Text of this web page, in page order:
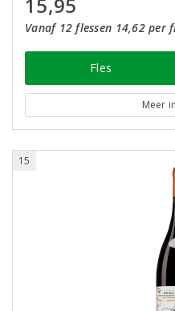
Vanaf 12 flessen 14,62 per
Fles
Meer
15